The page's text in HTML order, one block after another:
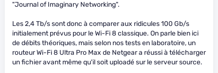
"Journal of Imaginary Networking".
Les 2,4 Tb/s sont donc à comparer aux ridicules 100 Gb/s
initialement prévus pour le Wi-Fi 8 classique. On parle bien ici
de débits théoriques, mais selon nos tests en laboratoire, un
routeur Wi-Fi 8 Ultra Pro Max de Netgear a réussi à télécharger
un fichier avant même qu'il soit uploadé sur le serveur source.